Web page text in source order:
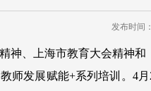
发布时间
神、上海市教育大会精神
师发展赋能+系列培训。4